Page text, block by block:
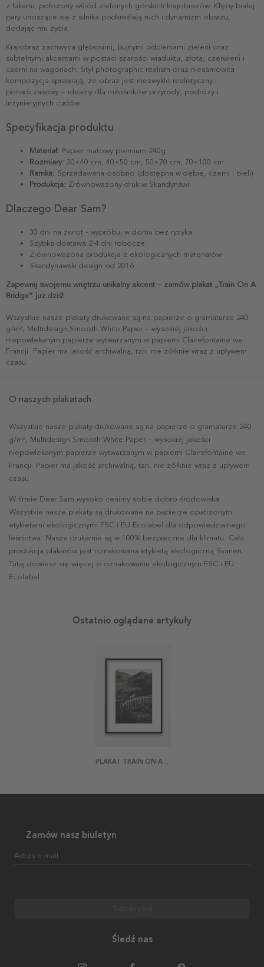
z łukami, położony wśród zielonych górskich krajobrazów. Kłęby białej
pary unoszące się z silnika podkreślają ruch i dynamizm obrazu,
dodając mu życia.
Krajobraz zachwyca głębokimi, bujnymi odcieniami zieleni oraz
subtelnymi akcentami w postaci szarości wiaduktu, złota, czerwieni i
czerni na wagonach. Styl photographic realism oraz niesamowita
kompozycja sprawiają, że obraz jest niezwykle realistyczny i
ponadczasowy – idealny dla miłośników przyrody, podróży i
inżynieryjnych cudów.
Specyfikacja produktu
Materiał: Papier matowy premium 240g
Rozmiary: 30×40 cm, 40×50 cm, 50×70 cm, 70×100 cm
Ramka: Sprzedawana osobno (dostępna w dębie, czerni i bieli)
Produkcja: Zrównoważony druk w Skandynawii
Dlaczego Dear Sam?
30 dni na zwrot - wypróbuj w domu bez ryzyka
Szybka dostawa 2-4 dni robocze
Zrównoważona produkcja z ekologicznych materiałów
Skandynawski design od 2016
Zapewnij swojemu wnętrzu unikalny akcent – zamów plakat „Train On A
Bridge” już dziś!
Wszystkie nasze plakaty drukowane są na papierze o gramaturze 240
g/m², Multidesign Smooth White Paper – wysokiej jakości
niepowlekanym papierze wytwarzanym w papierni Clairefontaine we
Francji. Papier ma jakość archiwalną, tzn. nie żółknie wraz z upływem
czasu.
O naszych plakatach
Wszystkie nasze plakaty drukowane są na papierze o gramaturze 240
g/m², Multidesign Smooth White Paper – wysokiej jakości
niepowlekanym papierze wytwarzanym w papierni Clairefontaine we
Francji. Papier ma jakość archiwalną, tzn. nie żółknie wraz z upływem
czasu.
W firmie Dear Sam wysoko cenimy sobie dobro środowiska.
Wszystkie nasze plakaty są drukowane na papierze opatrzonym
etykietami ekologicznymi FSC i EU Ecolabel dla odpowiedzialnego
leśnictwa. Nasze drukarnie są w 100% bezpieczne dla klimatu. Cała
produkcja plakatów jest oznakowana etykietą ekologiczną Svanen.
Tutaj dowiesz się więcej o oznakowaniu ekologicznym FSC i EU
Ecolabel.
Ostatnio oglądane artykuły
PLAKAT TRAIN ON A BRIDGE
Zamów nasz biuletyn
Adres e-mail
Śledź nas